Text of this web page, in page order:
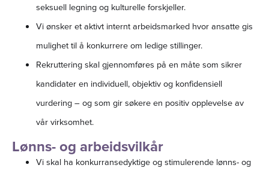
seksuell legning og kulturelle forskjeller.
Vi ønsker et aktivt internt arbeidsmarked hvor ansatte gis
mulighet til å konkurrere om ledige stillinger.
Rekruttering skal gjennomføres på en måte som sikrer
kandidater en individuell, objektiv og konfidensiell
vurdering – og som gir søkere en positiv opplevelse av
vår virksomhet.
Lønns- og arbeidsvilkår
Vi skal ha konkurransedyktige og stimulerende lønns- og